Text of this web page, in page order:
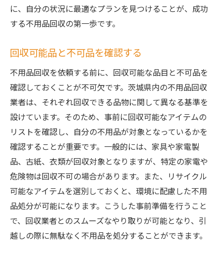
に、自分の状況に最適なプランを見つけることが、成功
する不用品回収の第一歩です。
回収可能品と不可品を確認する
不用品回収を依頼する前に、回収可能な品目と不可品を
確認しておくことが不可欠です。茨城県内の不用品回収
業者は、それぞれ回収できる品物に関して異なる基準を
設けています。そのため、事前に回収可能なアイテムの
リストを確認し、自分の不用品が対象となっているかを
確認することが重要です。一般的には、家具や家電製
品、古紙、衣類が回収対象となりますが、特定の家電や
危険物は回収不可の場合があります。また、リサイクル
可能なアイテムを選別しておくと、環境に配慮した不用
品処分が可能になります。こうした事前準備を行うこと
で、回収業者とのスムーズなやり取りが可能となり、引
越しの際に無駄なく不用品を処分することができます。